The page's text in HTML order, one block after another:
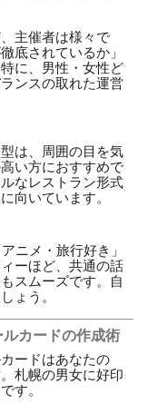
主催者は様々で
底されているか」
に、男性・女性ど
ンスの取れた運営
は、周囲の目を気
い方におすすめで
なレストラン形式
向いています。
ニメ・旅行好き」
ーほど、共通の話
スムーズです。自
ょう。
カードの作成術
ードはあなたの
札幌の男女に好印
す。